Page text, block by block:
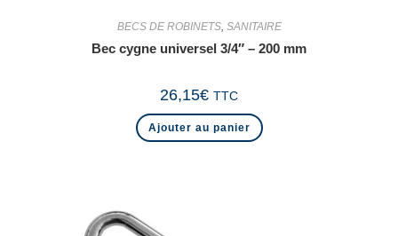
BECS DE ROBINETS, SANITAIRE
Bec cygne universel 3/4″ – 200 mm
26,15€ TTC
Ajouter au panier